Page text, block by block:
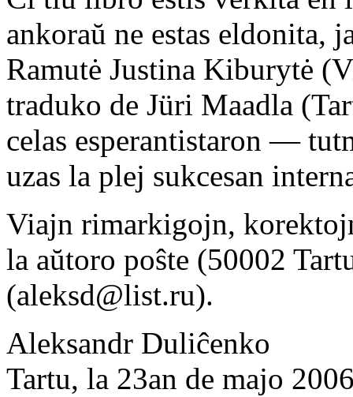
ankoraŭ ne estas eldonita,
Ramutė Justina Kiburytė
traduko de Jüri Maadla
celas esperantistaron —
uzas la plej sukcesan
Viajn rimarkigojn,
la aŭtoro poŝte (50002
(aleksd@list.ru).
Aleksandr Duliĉenko
Tartu, la 23an de majo